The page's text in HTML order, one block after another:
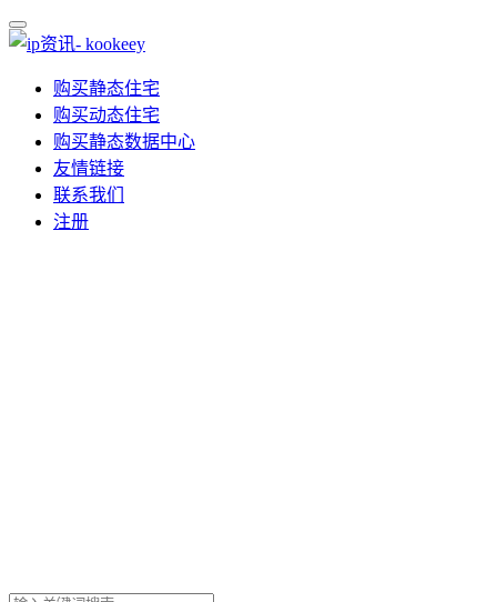
购买静态住宅
购买动态住宅
购买静态数据中心
友情链接
联系我们
注册